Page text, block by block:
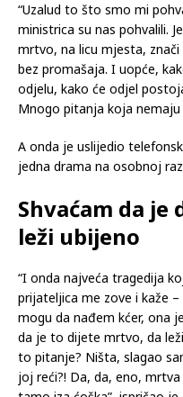
Objasnio je da je jako
nešto uraditi.
“Uzalud to što smo mi
ministrica su nas pohvalili.
mrtvo, na licu mjesta, znači
odjelu, kako će odjel
Mnogo pitanja koja nemaju
A onda je uslijedio
jedna drama na osobnoj
Shvaćam da je
leži ubijeno
“I onda najveća tragedija
prijateljica me zove i kaže
mogu da nađem kćer, ona